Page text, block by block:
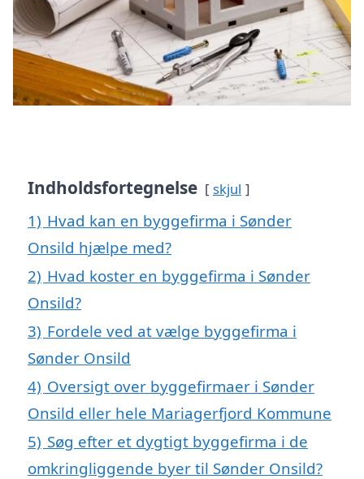
Indholdsfortegnelse skjul
1) Hvad kan en byggefirma i Sønder
Onsild hjælpe med?
2) Hvad koster en byggefirma i Sønder
Onsild?
3) Fordele ved at vælge byggefirma i
Sønder Onsild
4) Oversigt over byggefirmaer i Sønder
Onsild eller hele Mariagerfjord Kommune
5) Søg efter et dygtigt byggefirma i de
omkringliggende byer til Sønder Onsild?